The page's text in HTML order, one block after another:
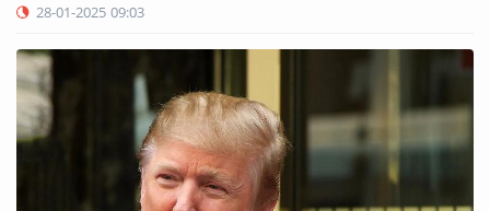
28-01-2025 09:03